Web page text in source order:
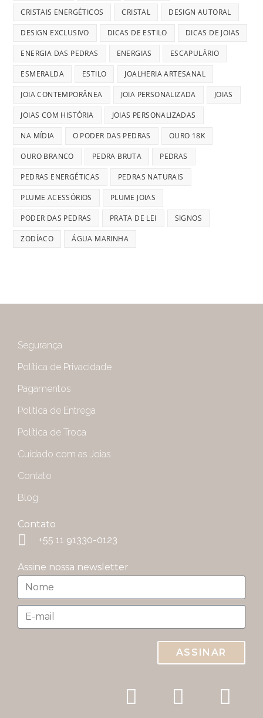
CRISTAIS ENERGÉTICOS CRISTAL DESIGN AUTORAL
DESIGN EXCLUSIVO DICAS DE ESTILO DICAS DE JOIAS
ENERGIA DAS PEDRAS ENERGIAS ESCAPULÁRIO
ESMERALDA ESTILO JOALHERIA ARTESANAL
JOIA CONTEMPORÂNEA JOIA PERSONALIZADA JOIAS
JOIAS COM HISTÓRIA JOIAS PERSONALIZADAS
NA MÍDIA O PODER DAS PEDRAS OURO 18K
OURO BRANCO PEDRA BRUTA PEDRAS
PEDRAS ENERGÉTICAS PEDRAS NATURAIS
PLUME ACESSÓRIOS PLUME JOIAS
PODER DAS PEDRAS PRATA DE LEI SIGNOS
ZODÍACO ÁGUA MARINHA
Segurança
Política de Privacidade
Pagamentos
Política de Entrega
Política de Troca
Cuidado com as Joias
Contato
Blog
Contato
+55 11 91330-0123
Assine nossa newsletter
ASSINAR